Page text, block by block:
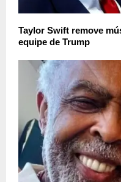
Taylor Swift remove
equipe de Trump